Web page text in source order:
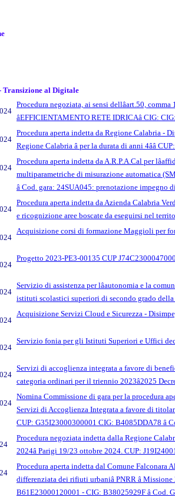
al Digitale
Procedura negoziata, ai sensi dellâart.50,
âEFFICIENTAMENTO RETE IDRICAâ CIG:
Procedura aperta indetta da Regione Calabria -
Regione Calabria â per la durata di anni
Procedura aperta indetta da A.R.P.A.Cal per
multiparametriche di misurazione automatica
â Cod. gara: 24SUA045: prenotazione impegno
Procedura aperta indetta da Azienda Calabria
e ricognizione aree boscate da eseguirsi nel
Acquisizione corsi di formazione Maggioli per
Progetto 2023-PE3-00135 CUP
Servizio di assistenza per lâautonomia e la
istituti scolastici superiori di secondo grado della
Acquisizione Servizi Cloud e Sicurezza -
Servizio fonia per gli Istituti Superiori e Uffici
Servizi di accoglienza integrata a favore di
categoria ordinari per il triennio 2023â2025
Nomina Commissione di gara per la procedura
Servizi di Accoglienza Integrata a favore di
CUP: G35I23000300001 CIG: B4085DDA78 â
Procedura negoziata indetta dalla Regione
2024â Parigi 19/23 ottobre 2024. CUP:
Procedura aperta indetta dal Comune Falconara
differenziata dei rifiuti urbaniâ PNRR â
B61E23000120001 - CIG: B38025929F â